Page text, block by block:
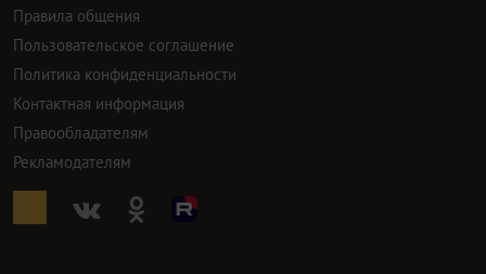
Правила общения
Пользовательское соглашение
Политика конфиденциальности
Контактная информация
Правообладателям
Рекламодателям